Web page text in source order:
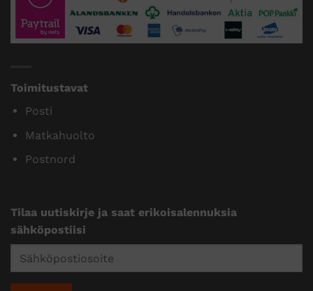
Toimitustavat
Posti
Matkahuolto
Postnord
Tilaa uutiskirje ja saat erikoisalennuksia
sähköpostiisi